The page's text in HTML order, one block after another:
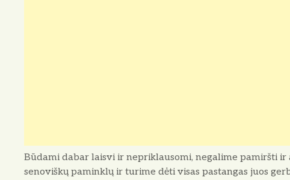
Būdami dabar laisvi ir nepriklausomi, negalime pamiršti
senoviškų paminklų ir turime dėti visas pastangas juos